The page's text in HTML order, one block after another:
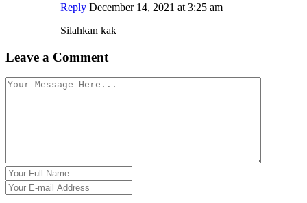
Reply December 14, 2021 at 3:25 am
Silahkan kak
Leave a Comment